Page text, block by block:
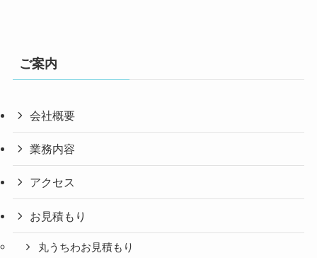
ご案内
会社概要
業務内容
アクセス
お見積もり
丸うちわお見積もり